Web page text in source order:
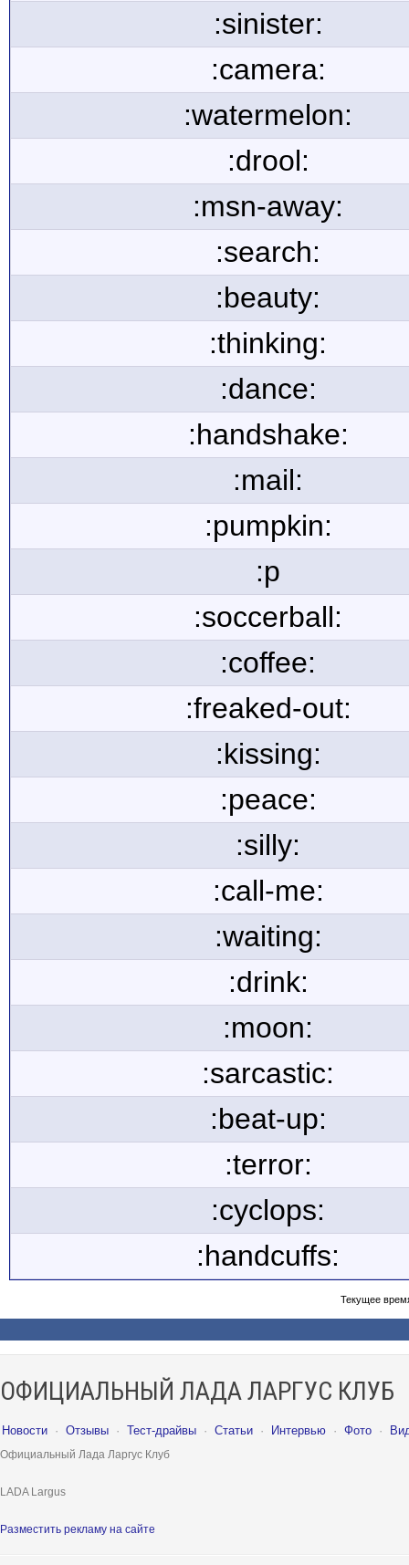
:sinister:
:camera:
:watermelon:
:drool:
:msn-away:
:search:
:beauty:
:thinking:
:dance:
:handshake:
:mail:
:pumpkin:
:p
:soccerball:
:coffee:
:freaked-out:
:kissing:
:peace:
:silly:
:call-me:
:waiting:
:drink:
:moon:
:sarcastic:
:beat-up:
:terror:
:cyclops:
:handcuffs:
Текущее
ОФИЦИАЛЬНЫЙ ЛАДА ЛАРГУС КЛУБ
Новости · Отзывы · Тест-драйвы · Статьи · Интервью · Фото ·
Официальный Лада Ларгус Клуб
LADA Largus
Разместить рекламу на сайте